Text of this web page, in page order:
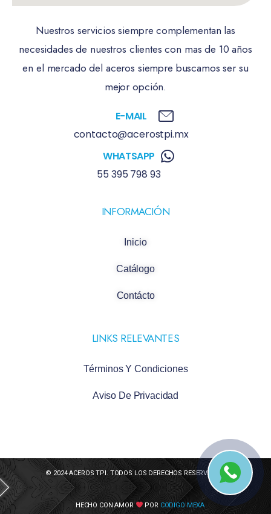
Nuestros servicios siempre complementan las
necesidades de nuestros clientes con mas de 10 años
en el mercado del aceros siempre buscamos ser su
mejor opción.
E-MAIL
contacto@acerostpi.mx
WHATSAPP
55 395 798 93
INFORMACIÓN
Inicio
Catálogo
Contácto
LINKS RELEVANTES
Términos Y Condiciones
Aviso De Privacidad
© 2024 ACEROS TPI. TODOS LOS DERECHOS RESERVADOS
HECHO CON AMOR POR CODIGO MEXA